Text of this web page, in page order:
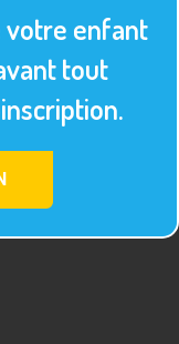
votre enfant
tout